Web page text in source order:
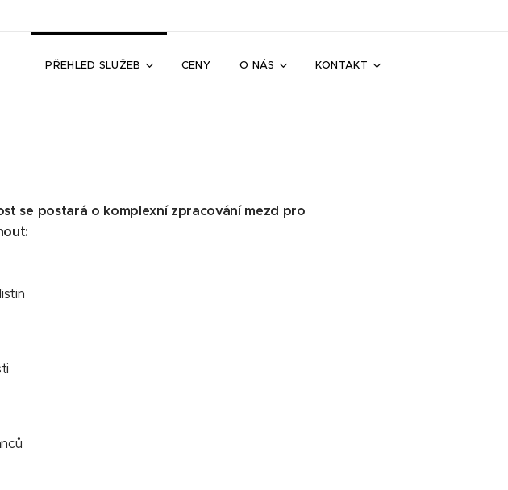
PŘEHLED SLUŽEB CENY O NÁS KONTAKT
se postará o komplexní zpracování mezd pro